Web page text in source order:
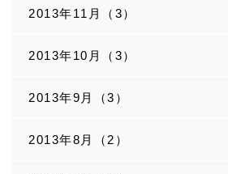
2013年11月（3）
2013年10月（3）
2013年9月（3）
2013年8月（2）